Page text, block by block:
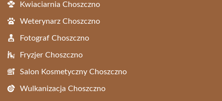
Kwiaciarnia Choszczno
Weterynarz Choszczno
Fotograf Choszczno
Fryzjer Choszczno
Salon Kosmetyczny Choszczno
Wulkanizacja Choszczno